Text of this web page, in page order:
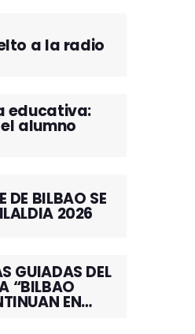
a la radio
educativa:
alumno
DE BILBAO SE
2026
GUIADAS DEL
“BILBAO
EN